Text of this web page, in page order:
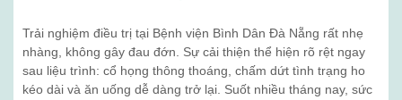
Trải nghiệm điều trị tại Bệnh viện Bình Dân Đà Nẵng rất nhẹ
nhàng, không gây đau đớn. Sự cải thiện thể hiện rõ rệt ngay
sau liệu trình: cổ họng thông thoáng, chấm dứt tình trạng ho
kéo dài và ăn uống dễ dàng trở lại. Suốt nhiều tháng nay, sức